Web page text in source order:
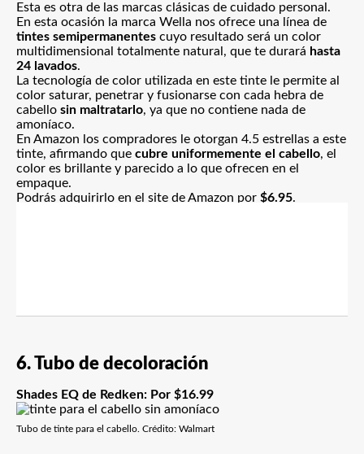
Esta es otra de las marcas clásicas de cuidado personal.
En esta ocasión la marca Wella nos ofrece una línea de
tintes semipermanentes cuyo resultado será un color
multidimensional totalmente natural, que te durará hasta
24 lavados.
La tecnología de color utilizada en este tinte le permite al
color saturar, penetrar y fusionarse con cada hebra de
cabello sin maltratarlo, ya que no contiene nada de
amoníaco.
En Amazon los compradores le otorgan 4.5 estrellas a este
tinte, afirmando que cubre uniformemente el cabello, el
color es brillante y parecido a lo que ofrecen en el
empaque.
Podrás adquirirlo en el site de Amazon por $6.95.
6. Tubo de decoloración
Shades EQ de Redken: Por $16.99
Tubo de tinte para el cabello. Crédito: Walmart